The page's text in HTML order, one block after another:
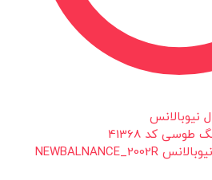
کفش و کتانی مردانه مدل نیوبالانس NEWBALNANCE_2002R